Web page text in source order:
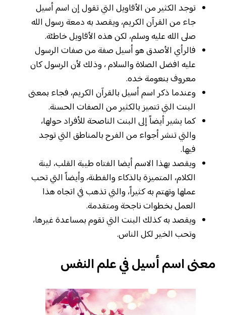
توجد الكثير من الأقاويل التي تقول إن اسم أسيل
جاء من القرآن الكريم، ويقصد به دمعة رسول الله
صلى الله عليه وسلم، لكن هذه الأقاويل خاطئة.
فالرأي الأصدق هو أسيل صفة من صفات الرسول
عليه افضل الصلاة والسلام ، وذلك لأن الرسول كان
معروف بنعومة خده.
وعندما ذكر اسم أسيل بالقرآن الكريم، فجاء بمعنى
البنت التي تتميز بالكثير من الصفات الحسنة.
كما يشير أيضاً إلى البنت الناصحة للأفراد حولها،
والتي تنشر أجواء من الفرح بالمناطق التي توجد
فيها.
ويقصد بهذا الاسم أيضا الفتاه طيبة القلب، لينة
الكلام، المتميزة بالذكاء والفطنة، وأيضاً التي تحب
عملها وتهتم به كثيراً، والتي تذهب في اتجاه هذا
العمل بخطوات ناجحة ومتقدمة.
ويقصد به كذلك البنت التي تقوم بمساعدة غيرها،
وتحب الخير لكل الناس.
معنى اسم أسيل في علم النفس